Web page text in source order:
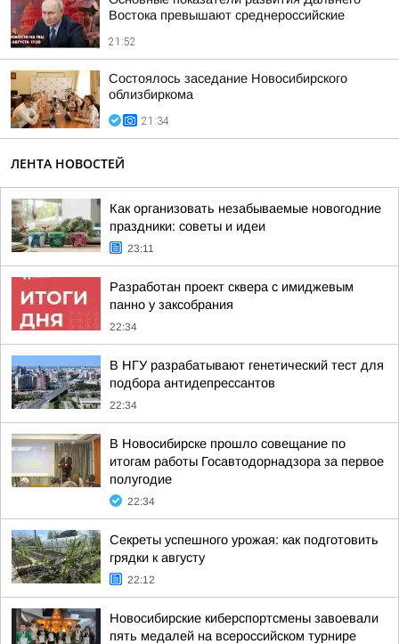
Востока превышают среднероссийские
21:52
Состоялось заседание Новосибирского
облизбиркома
21:34
ЛЕНТА НОВОСТЕЙ
Как организовать незабываемые новогодние
праздники: советы и идеи
23:11
Разработан проект сквера с имиджевым
панно у заксобрания
22:34
В НГУ разрабатывают генетический тест для
подбора антидепрессантов
22:34
В Новосибирске прошло совещание по
итогам работы Госавтодорнадзора за первое
полугодие
22:34
Секреты успешного урожая: как подготовить
грядки к августу
22:12
Новосибирские киберспортсмены завоевали
пять медалей на всероссийском турнире